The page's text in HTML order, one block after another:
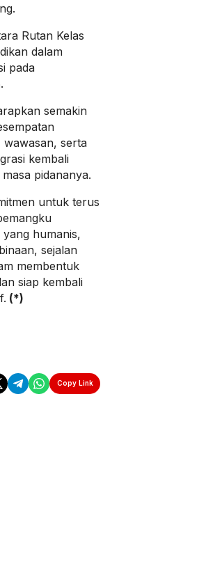
Rutan Kelas
dalam
pada
semakin
wawasan, serta
kembali
pidananya.
untuk terus
humanis,
sejalan
membentuk
siap kembali
(*)
Copy Link